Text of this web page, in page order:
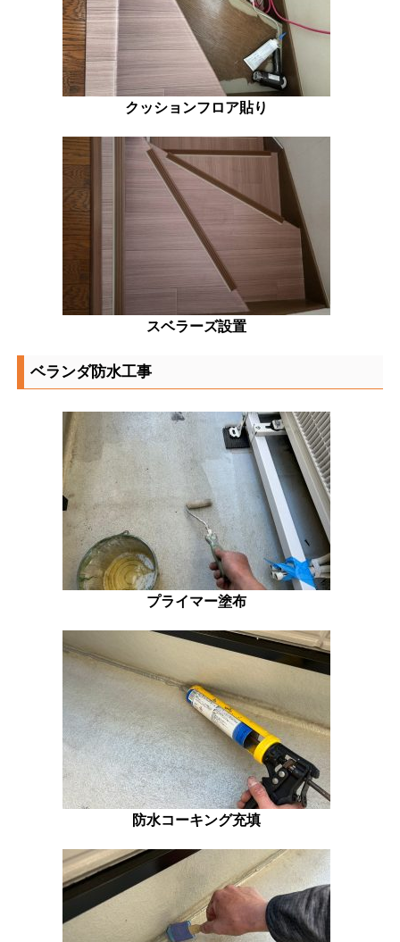
クッションフロア貼り
スベラーズ設置
ベランダ防水工事
プライマー塗布
防水コーキング充填